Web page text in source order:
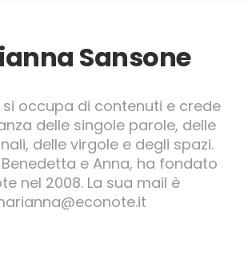
Sansone
occupa di contenuti e crede
delle singole parole, delle
delle virgole e degli spazi.
e Anna, ha fondato
nel 2008. La sua mail è